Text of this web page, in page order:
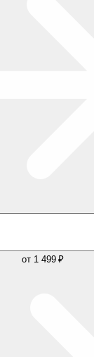
от 1 499 ₽